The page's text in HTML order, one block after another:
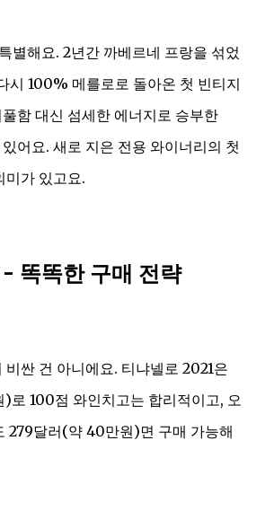
별해요. 2년간 까베르네 프랑을 섞었
시 100% 메를로로 돌아온 첫 빈티지
함 대신 섬세한 에너지로 승부한
어요. 새로 지은 전용 와이너리의 첫
미가 있고요.
똑똑한 구매 전략
비싼 건 아니에요. 티냐넬로 2021은
로 100점 와인치고는 합리적이고, 오
279달러(약 40만원)면 구매 가능해